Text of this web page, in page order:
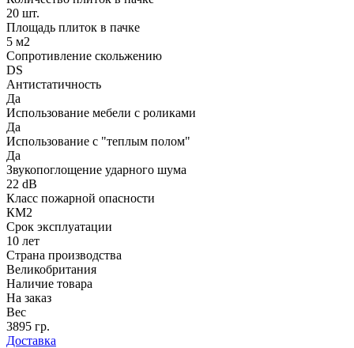
20 шт.
Площадь плиток в пачке
5 м2
Сопротивление скольжению
DS
Антистатичность
Да
Использование мебели с роликами
Да
Использование с "теплым полом"
Да
Звукопоглощение ударного шума
22 dB
Класс пожарной опасности
КМ2
Срок эксплуатации
10 лет
Страна производства
Великобритания
Наличие товара
На заказ
Вес
3895 гр.
Доставка